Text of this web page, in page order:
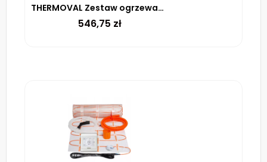
THERMOVAL Zestaw ogrzewania podłogowego – mata TV TO 2m² 170W/m² regulator TVT 04 ED biały
546,75 zł